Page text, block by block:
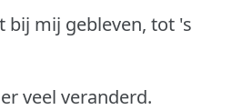
bij mij gebleven, tot 's
veel veranderd.